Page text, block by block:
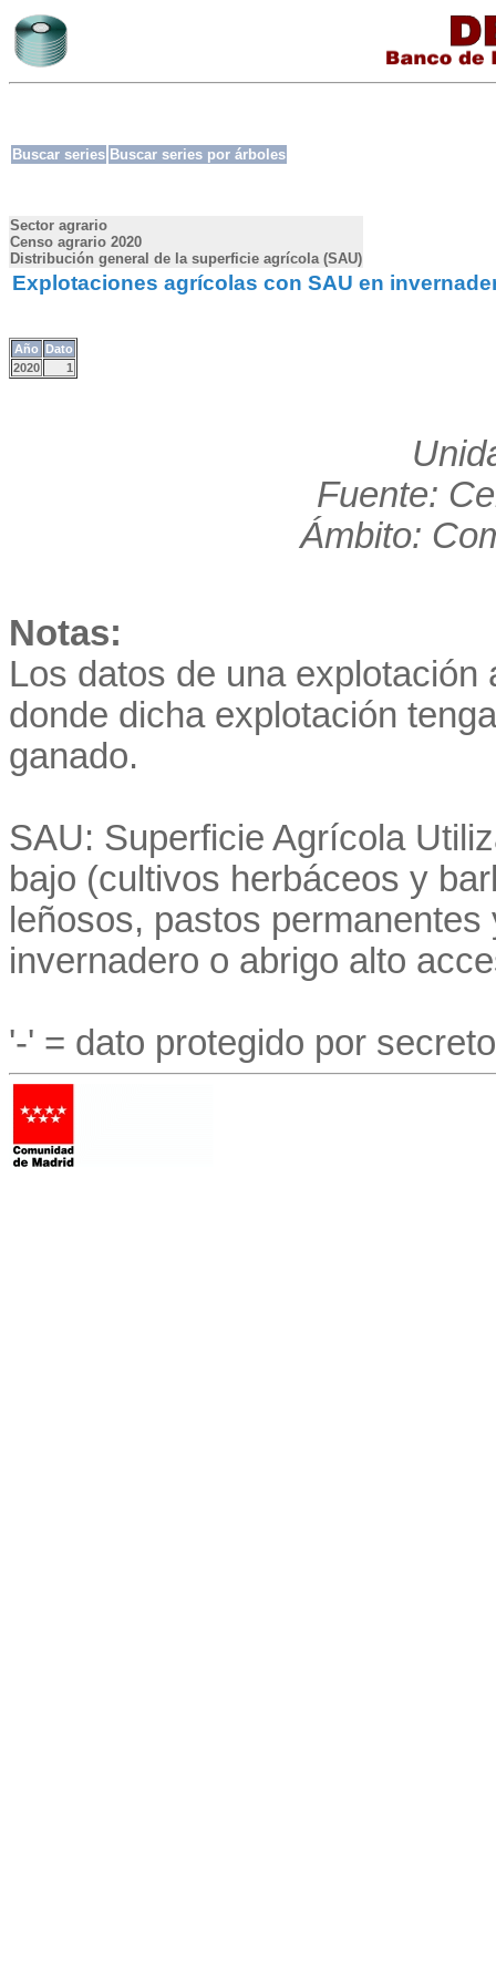
Buscar series Buscar series por árboles
Sector agrario
Censo agrario 2020
Distribución general de la superficie agrícola (SAU)
Explotaciones agrícolas con SAU en
Año Dato
2020
1
Fuente:
Ámbito:
Notas:
Los datos de una
donde dicha explotación
ganado.
SAU: Superficie Agrícola
bajo (cultivos herbáceos y
leñosos, pastos
invernadero o abrigo alto
'-' = dato protegido por